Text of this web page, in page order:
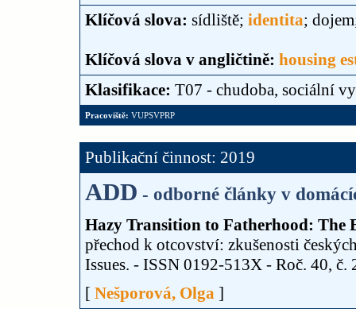
Klíčová slova: sídliště; identita;
Klíčová slova v angličtině: housing
Klasifikace: T07 - chudoba, sociální
Pracoviště: VUPSVPRP
Publikační činnost: 2019
ADD - odborné články v
Hazy Transition to Fatherhood: The
přechod k otcovství: zkušenosti
Issues. - ISSN 0192-513X - Roč. 40, č.
[ Nešporová, Olga ]